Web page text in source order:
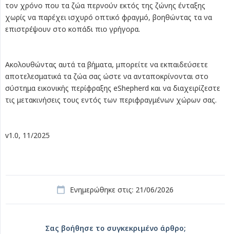
τον χρόνο που τα ζώα περνούν εκτός της ζώνης ένταξης
χωρίς να παρέχει ισχυρό οπτικό φραγμό, βοηθώντας τα να
επιστρέψουν στο κοπάδι πιο γρήγορα.
Ακολουθώντας αυτά τα βήματα, μπορείτε να εκπαιδεύσετε
αποτελεσματικά τα ζώα σας ώστε να ανταποκρίνονται στο
σύστημα εικονικής περίφραξης eShepherd και να διαχειρίζεστε
τις μετακινήσεις τους εντός των περιφραγμένων χώρων σας.
v1.0, 11/2025
Ενημερώθηκε στις: 21/06/2026
Σας βοήθησε το συγκεκριμένο άρθρο;